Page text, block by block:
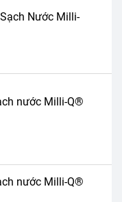
Nước Milli-
nước Milli-Q®
nước Milli-Q®